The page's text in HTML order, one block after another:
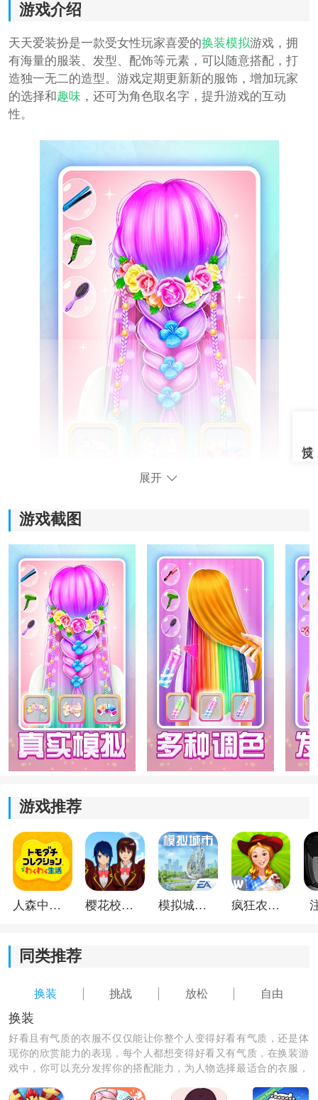
游戏介绍
天天爱装扮是一款受女性玩家喜爱的换装模拟游戏，拥
有海量的服装、发型、配饰等元素，可以随意搭配，打
造独一无二的造型。游戏定期更新新的服饰，增加玩家
的选择和趣味 ，还可为角色取名字，提升游戏的互动
性。
《天天爱装扮》游戏玩法：
*拥有大量服装、发型、配饰等元素供玩家自由
搭配，满
足各种风格的需求。
*定期推出新的服饰，让玩家保持新鲜感，不断发现新的
造型和时尚潮流。
*为自己的角色取一个独特的名字，增加游戏的个性化和
互动性。
*通过精细的画面和逼真的动画效果，感受到真实的换装
展开
游戏截图
游戏推荐
人森中文版 樱花校园模拟器1.048.00中文版 模拟城市我是巿长联机版 疯狂农场3美国派19
同类推荐
换装 挑战 放松 自由
换装
好看且有气质的衣服不仅仅能让你整个人变得好看有气质，还是体
现你的欣赏能力的表现，每个人都想变得好看又有气质，在换装游
戏中，你可以充分发挥你的搭配能力，为人物选择最适合的衣服，